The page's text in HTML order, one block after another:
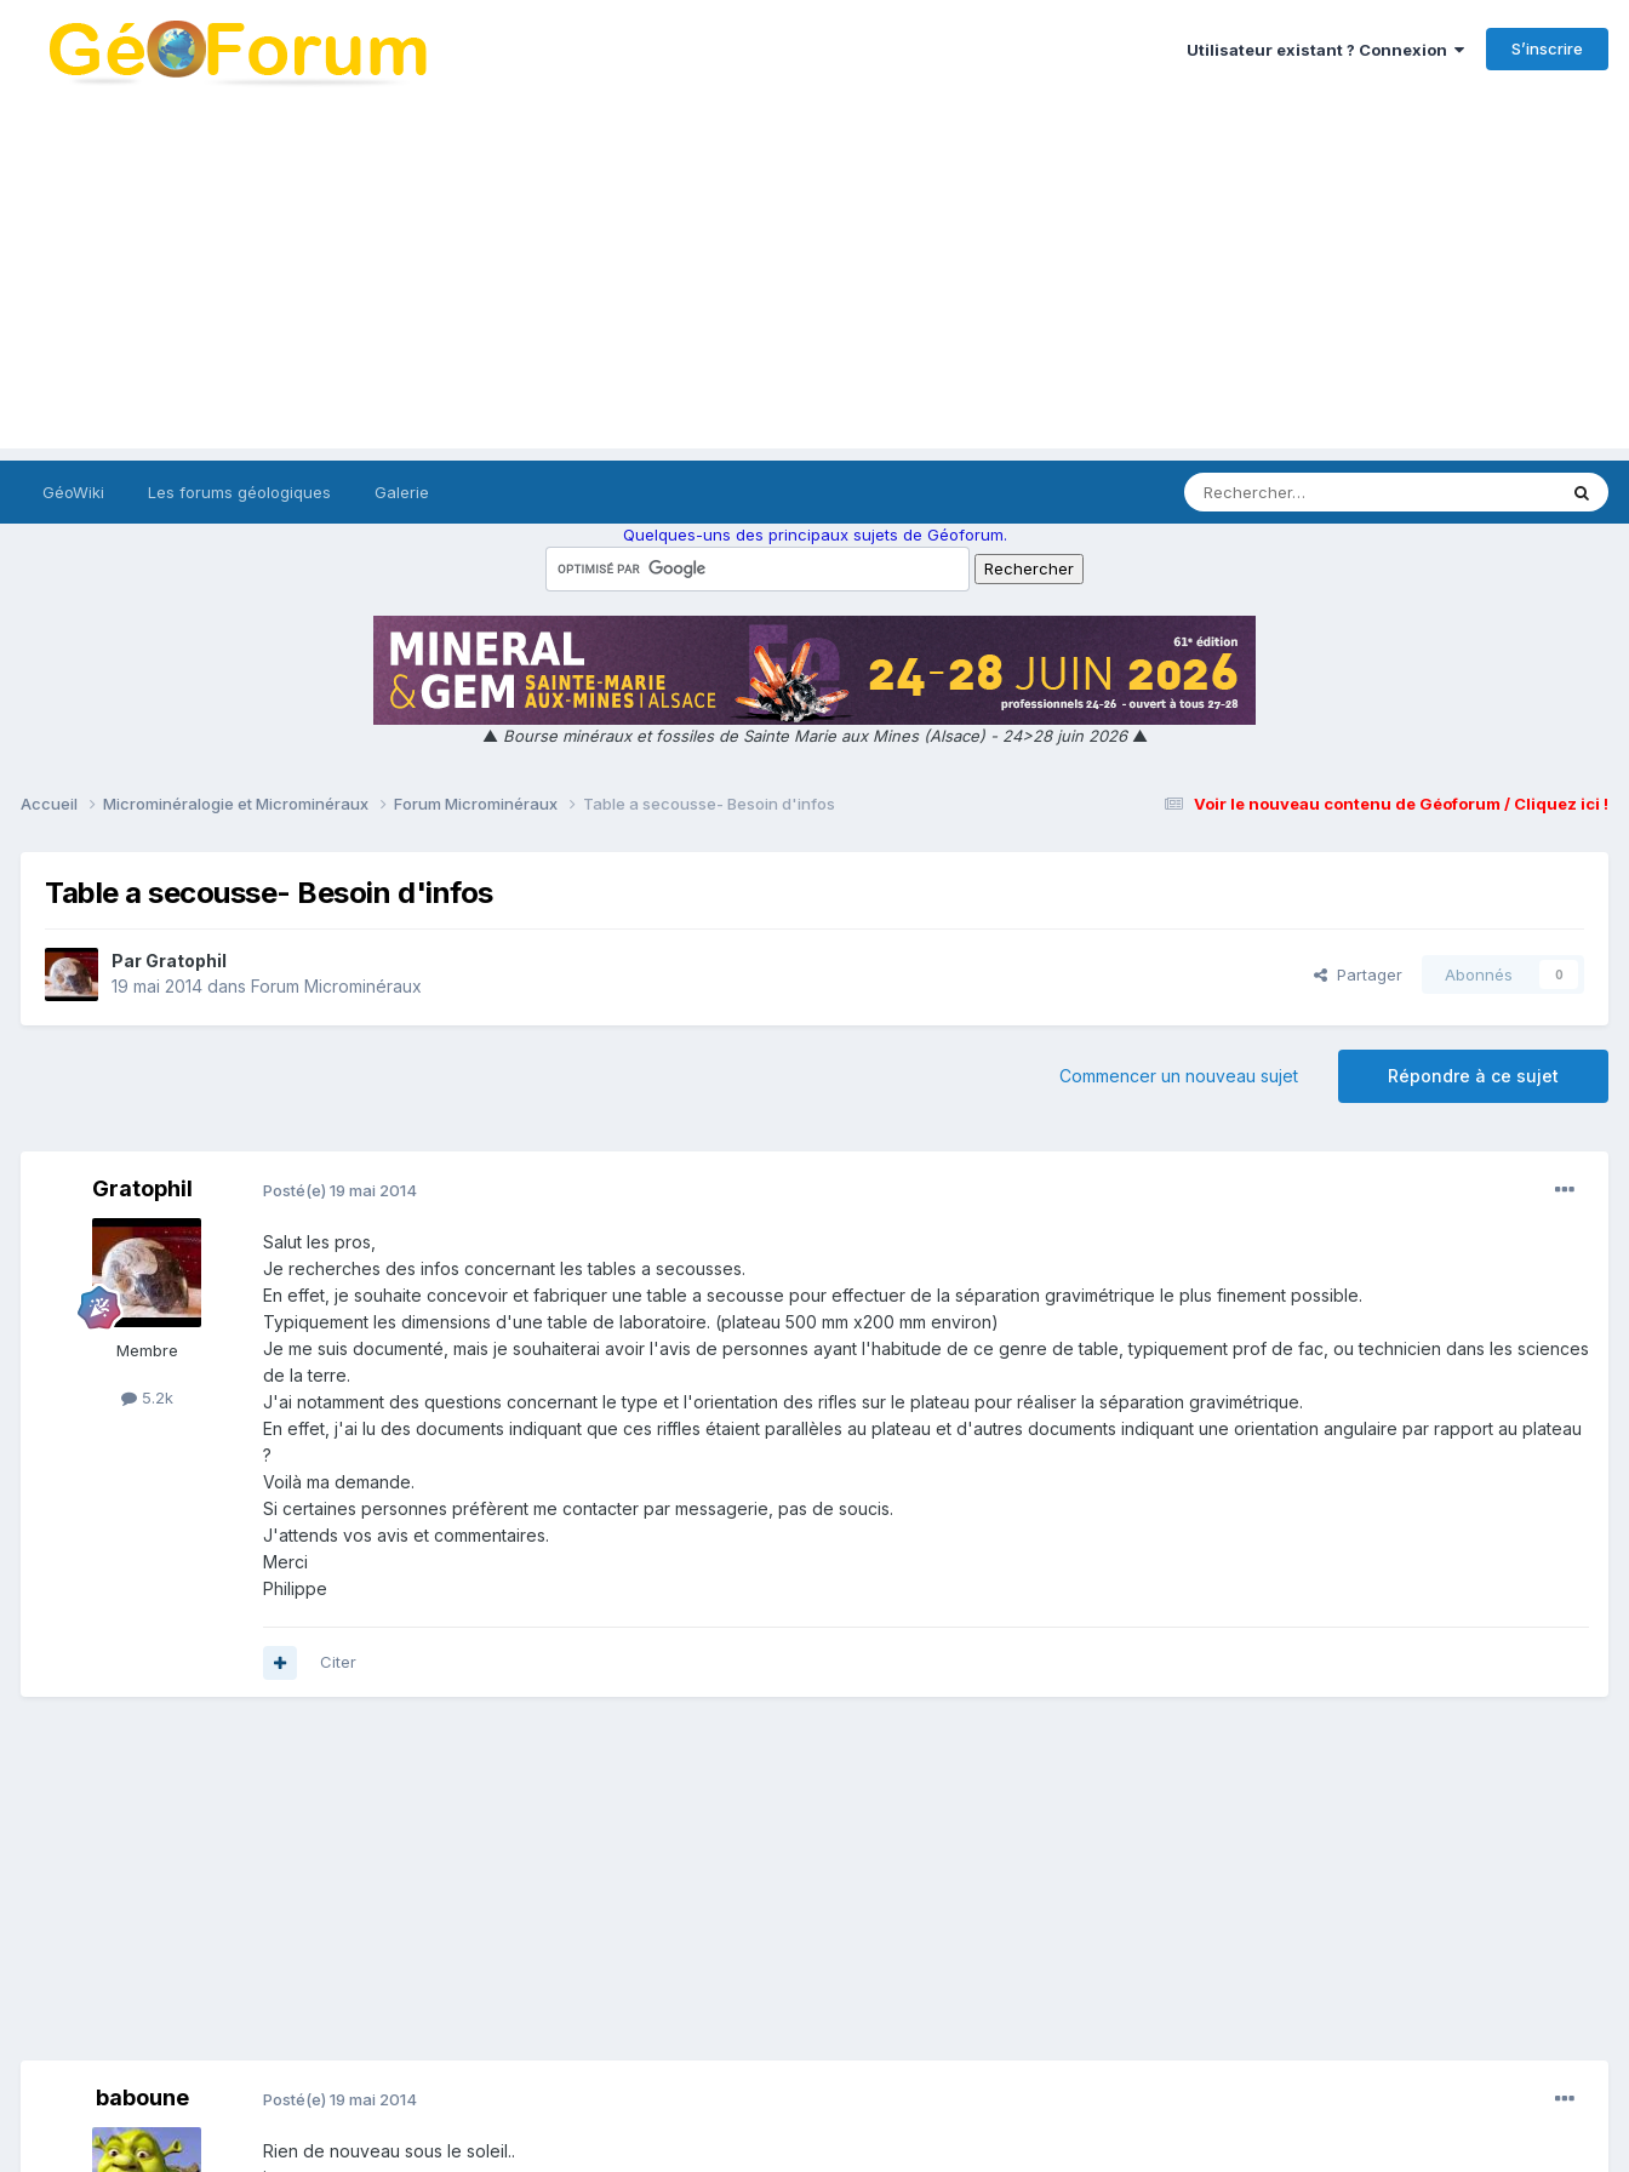
Utilisateur existant ? Connexion S’inscrire
GéoWiki Les forums géologiques Galerie
Quelques-uns des principaux sujets de Géoforum.
▲ Bourse minéraux et fossiles de Sainte Marie aux Mines (Alsace) - 24>28 juin 2026▲
Voir le nouveau contenu de Géoforum / Cliquez ici !
Accueil Microminéralogie et Microminéraux Forum Microminéraux Table a secousse- Besoin d'infos
Table a secousse- Besoin d'infos
Par Gratophil
19 mai 2014 dans Forum Microminéraux
Partager Abonnés 0
Répondre à ce sujet
Commencer un nouveau sujet
Gratophil
Membre
5.2k
Posté(e) 19 mai 2014
Salut les pros,
Je recherches des infos concernant les tables a secousses.
En effet, je souhaite concevoir et fabriquer une table a secousse pour effectuer de la séparation gravimétrique le plus finement possible.
Typiquement les dimensions d'une table de laboratoire. (plateau 500 mm x200 mm environ)
Je me suis documenté, mais je souhaiterai avoir l'avis de personnes ayant l'habitude de ce genre de table, typiquement prof de fac, ou technicien dans les sciences
de la terre.
J'ai notamment des questions concernant le type et l'orientation des rifles sur le plateau pour réaliser la séparation gravimétrique.
En effet, j'ai lu des documents indiquant que ces riffles étaient parallèles au plateau et d'autres documents indiquant une orientation angulaire par rapport au plateau
?
Voilà ma demande.
Si certaines personnes préfèrent me contacter par messagerie, pas de soucis.
J'attends vos avis et commentaires.
Merci
Philippe
Citer
baboune Posté(e) 19 mai 2014
Rien de nouveau sous le soleil..